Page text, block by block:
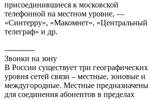
присоединившиеся к московской
телефонной на местном уровне, —
«Синтерру», «Макомнет», «Центральный
телеграф» и др.
------------
Звонки на зону
В России существует три географических
уровня сетей связи – местные, зоновые и
междугородные. Местные предназначены
для соединения абонентов в пределах